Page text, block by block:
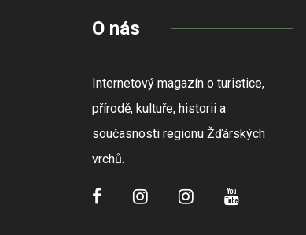
O nás
Internetový magazín o turistice,
přírodě, kultuře, historii a
současnosti regionu Žďárských
vrchů.